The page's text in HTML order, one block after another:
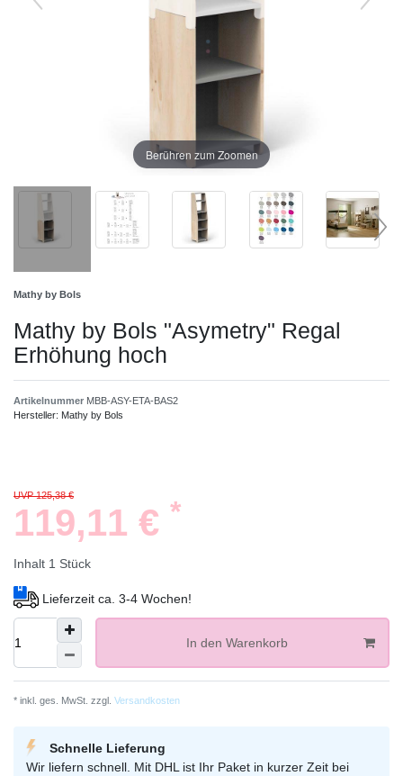
Berühren zum Zoomen
Mathy by Bols
Mathy by Bols "Asymetry" Regal
Erhöhung hoch
Artikelnummer MBB-ASY-ETA-BAS2
Hersteller: Mathy by Bols
UVP 125,38 €
119,11 € *
Inhalt 1 Stück
Lieferzeit ca. 3-4 Wochen!
In den Warenkorb
* inkl. ges. MwSt. zzgl. Versandkosten
Schnelle Lieferung
Wir liefern schnell. Mit DHL ist Ihr Paket in kurzer Zeit bei